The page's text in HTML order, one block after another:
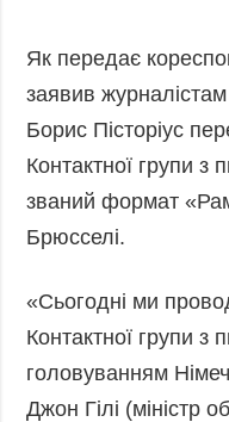
Подкасти
Публікації
Інтерв'ю
Як передає
заявив
Борис Пісторіус
Контактної групи з
званий формат
Брюсселі.
«Сьогодні ми
Контактної групи з
головуванням
Джон Гілі (міністр